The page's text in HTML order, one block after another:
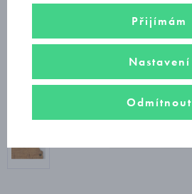
Přijímám
Nastavení
Odmítnout